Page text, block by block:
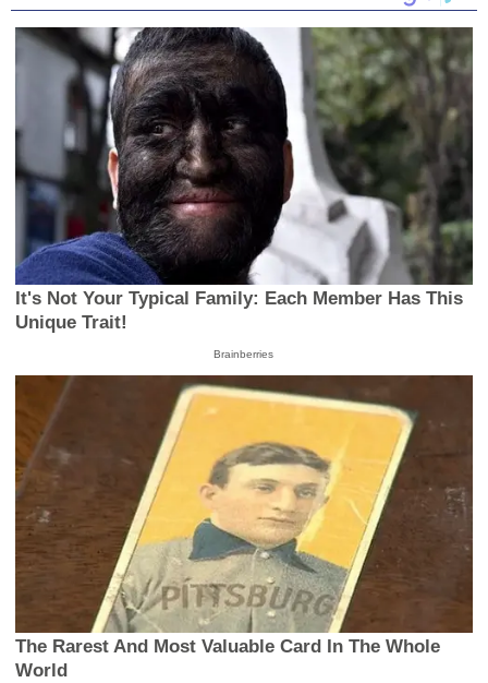
It's Not Your Typical Family: Each Member Has This
Unique Trait!
Brainberries
The Rarest And Most Valuable Card In The Whole
World